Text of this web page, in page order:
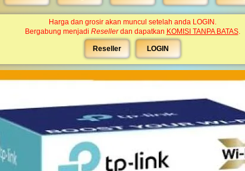
Harga dan grosir akan muncul setelah anda LOGIN.
Bergabung menjadi Resellerdan dapatkan KOMISI TANPA BATAS.
Reseller LOGIN